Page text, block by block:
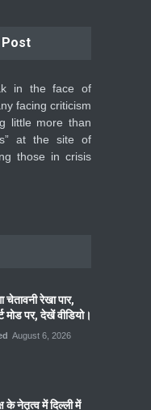
Post
in the face of
facing criticism
little more than
at the site of
those in crisis
रेखा पार,
मोड पर, देखें वीडियो।
August 6, 2026
के नेतृत्व में दिल्ली में